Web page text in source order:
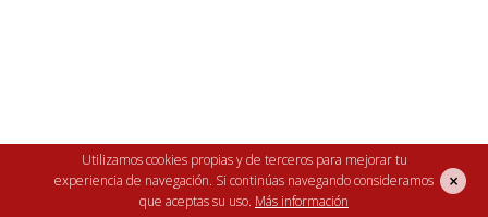
Utilizamos cookies propias y de terceros para mejorar tu
experiencia de navegación. Si continúas navegando consideramos
que aceptas su uso. Más información
×